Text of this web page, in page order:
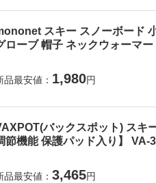
スキー スノーボード
ローブ 帽子 ネックウォーマ
品最安値： 1,980円
バックスポット) スキ
節機能 保護パッド入り】 VA-
品最安値： 3,465円